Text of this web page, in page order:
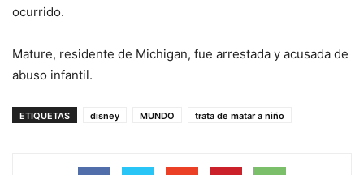
ocurrido.
Mature, residente de Michigan, fue arrestada y acusada de
abuso infantil.
ETIQUETAS disney MUNDO trata de matar a niño